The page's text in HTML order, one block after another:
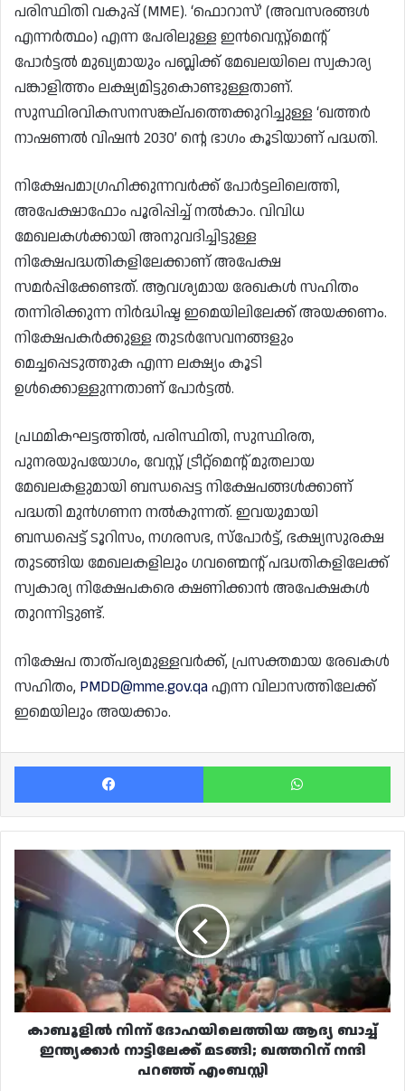
പരിസ്ഥിതി വകുപ്പ് (MME). ‘ഫൊറാസ്’ (അവസരങ്ങൾ
എന്നർത്ഥം) എന്ന പേരിലുള്ള ഇൻവെസ്റ്റ്‌മെന്റ്
പോർട്ടൽ മുഖ്യമായും പബ്ലിക്ക് മേഖലയിലെ സ്വകാര്യ
പങ്കാളിത്തം ലക്ഷ്യമിട്ടുകൊണ്ടുള്ളതാണ്.
സുസ്ഥിരവികസനസങ്കല്പത്തെക്കുറിച്ചുള്ള ‘ഖത്തർ
നാഷണൽ വിഷൻ 2030’ ന്റെ ഭാഗം കൂടിയാണ് പദ്ധതി.
നിക്ഷേപമാഗ്രഹിക്കുന്നവർക്ക് പോർട്ടലിലെത്തി,
അപേക്ഷാഫോം പൂരിപ്പിച്ച് നൽകാം. വിവിധ
മേഖലകൾക്കായി അനുവദിച്ചിട്ടുള്ള
നിക്ഷേപദ്ധതികളിലേക്കാണ് അപേക്ഷ
സമർപ്പിക്കേണ്ടത്. ആവശ്യമായ രേഖകൾ സഹിതം
തന്നിരിക്കുന്ന നിർദ്ധിഷ്ട ഇമെയിലിലേക്ക് അയക്കണം.
നിക്ഷേപകർക്കുള്ള തുടർസേവനങ്ങളും
മെച്ചപ്പെടുത്തുക എന്ന ലക്ഷ്യം കൂടി
ഉൾക്കൊള്ളുന്നതാണ് പോർട്ടൽ.
പ്രഥമികഘട്ടത്തിൽ, പരിസ്ഥിതി, സുസ്ഥിരത,
പുനരയുപയോഗം, വേസ്റ്റ് ട്രീറ്റ്‌മെന്റ് മുതലായ
മേഖലകളുമായി ബന്ധപ്പെട്ട നിക്ഷേപങ്ങൾക്കാണ്
പദ്ധതി മുൻഗണന നൽകുന്നത്. ഇവയുമായി
ബന്ധപ്പെട്ട് ടൂറിസം, നഗരസഭ, സ്പോർട്ട്, ഭക്ഷ്യസുരക്ഷ
തുടങ്ങിയ മേഖലകളിലും ഗവണ്മെന്റ് പദ്ധതികളിലേക്ക്
സ്വകാര്യ നിക്ഷേപകരെ ക്ഷണിക്കാൻ അപേക്ഷകൾ
തുറന്നിട്ടുണ്ട്.
നിക്ഷേപ താത്പര്യമുള്ളവർക്ക്, പ്രസക്തമായ രേഖകൾ
സഹിതം, PMDD@mme.gov.qaഎന്ന വിലാസത്തിലേക്ക്
ഇമെയിലും അയക്കാം.
Facebook
കാബൂളിൽ
നിന്ന്
ദോഹയിലെത്തിയ
ആദ്യ
ബാച്ച്
ഇന്ത്യക്കാർ
നാട്ടിലേക്ക്
മടങ്ങി;
ഖത്തറിന്
നന്ദി
പറഞ്ഞ്
കാബൂളിൽ നിന്ന് ദോഹയിലെത്തിയ ആദ്യ ബാച്ച്
ഇന്ത്യക്കാർ നാട്ടിലേക്ക് മടങ്ങി; ഖത്തറിന് നന്ദി
പറഞ്ഞ് എംബസ്സി